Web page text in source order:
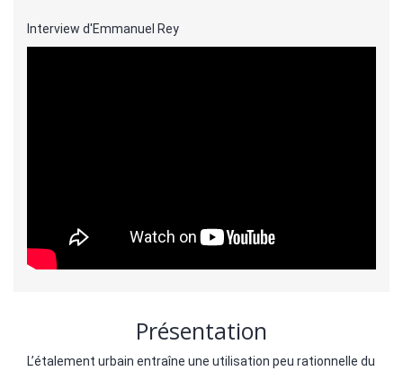
Interview d'Emmanuel Rey
Présentation
L’étalement urbain entraîne une utilisation peu rationnelle du